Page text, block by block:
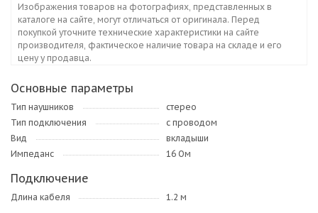
Изображения товаров на фотографиях, представленных в
каталоге на сайте, могут отличаться от оригинала. Перед
покупкой уточните технические характеристики на сайте
производителя, фактическое наличие товара на складе и его
цену у продавца.
Основные параметры
Тип наушников
стерео
Тип подключения
с проводом
Вид
вкладыши
Импеданс
16 Ом
Подключение
Длина кабеля 1.2 м